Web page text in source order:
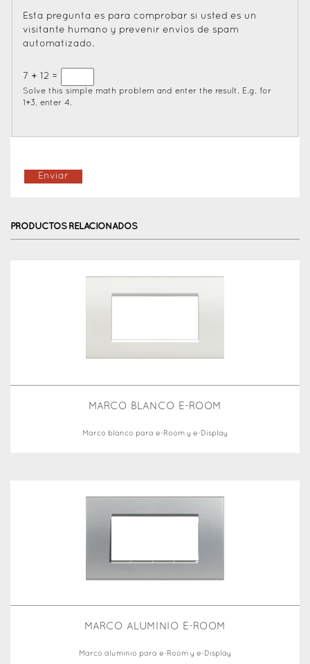
Esta pregunta es para comprobar si usted es un
visitante humano y prevenir envíos de spam
automatizado.
7 + 12 =
Solve this simple math problem and enter the result. E.g. for
1+3, enter 4.
PRODUCTOS RELACIONADOS
MARCO BLANCO E-ROOM
Marco blanco para e-Room y e-Display
MARCO ALUMINIO E-ROOM
Marco aluminio para e-Room y e-Display